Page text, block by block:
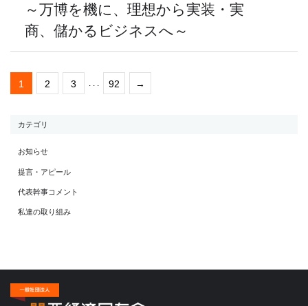
～万博を機に、理想から実装・実
商、儲かるビジネスへ～
1 2 3 92 →
カテゴリ
お知らせ
提言・アピール
代表幹事コメント
私達の取り組み